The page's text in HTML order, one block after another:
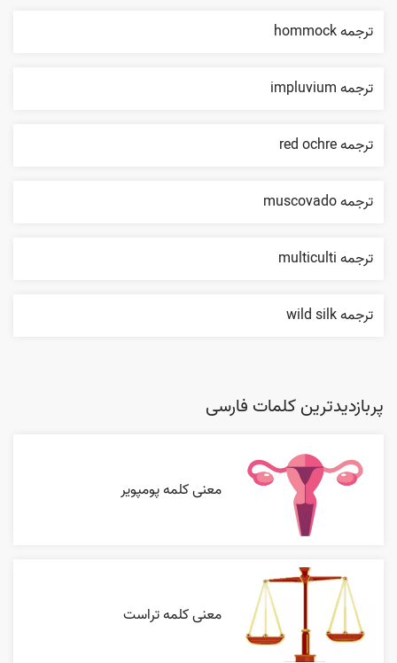
ترجمه hommock
ترجمه impluvium
ترجمه red ochre
ترجمه muscovado
ترجمه multiculti
ترجمه wild silk
پربازدیدترین کلمات فارسی
معنی کلمه پومپویر
معنی کلمه تراست